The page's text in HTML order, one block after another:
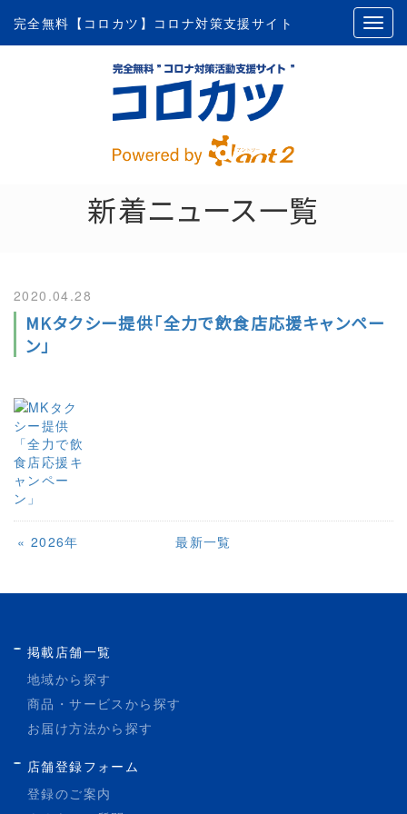
完全無料【コロカツ】コロナ対策支援サイト
新着ニュース一覧
2020.04.28
MKタクシー提供「全力で飲食店応援キャンペー
ン」
« 2026年 最新一覧
掲載店舗一覧
地域から探す
商品・サービスから探す
お届け方法から探す
店舗登録フォーム
登録のご案内